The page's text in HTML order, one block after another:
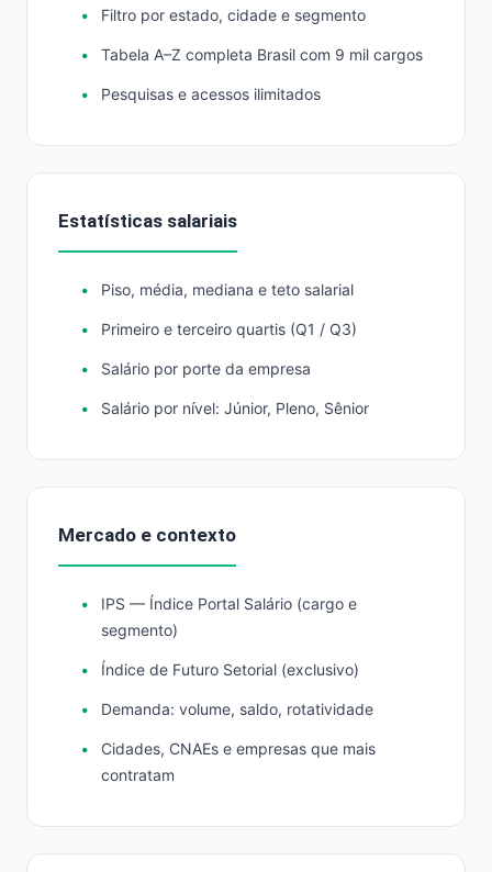
Filtro por estado, cidade e segmento
Tabela A–Z completa Brasil com 9 mil cargos
Pesquisas e acessos ilimitados
Estatísticas salariais
Piso, média, mediana e teto salarial
Primeiro e terceiro quartis (Q1 / Q3)
Salário por porte da empresa
Salário por nível: Júnior, Pleno, Sênior
Mercado e contexto
IPS — Índice Portal Salário (cargo e
segmento)
Índice de Futuro Setorial (exclusivo)
Demanda: volume, saldo, rotatividade
Cidades, CNAEs e empresas que mais
contratam